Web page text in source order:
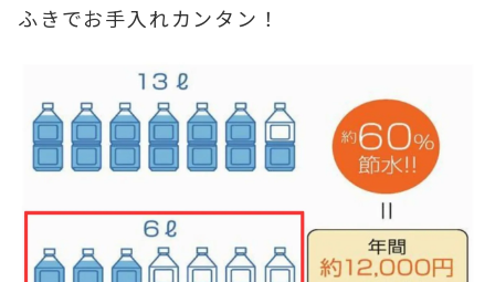
ふきでお手入れカンタン！